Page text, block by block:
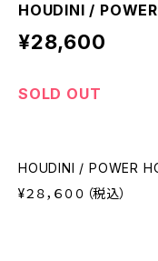
HOUDINI / POWER
¥28,600
SOLD OUT
HOUDINI / POWER
¥２８，６００（税込）